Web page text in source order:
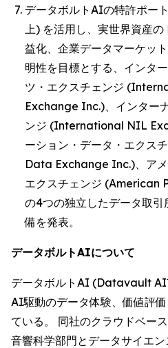
データボルトAIの特許ポー
上) を活用し、実世界資産
益化、企業データマーケッ
明性を目標とする、インタ
ツ・エクスチェンジ
Exchange Inc.)、インター
ンジ (International NIL
ーション・データ・エクス
Data Exchange Inc.)、アメ
エクスチェンジ
の4つの独立したデータ取
備を発表。
データボルトAIについて
データボルトAI (Datavault
AI駆動のデータ体験、価値評
ている。 同社のクラウドベー
音響科学部門とデータサイエ